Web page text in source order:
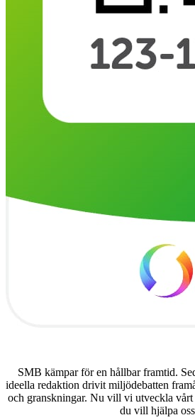
SMB kämpar för en hållbar framtid.
ideella redaktion drivit miljödebatten
och granskningar. Nu vill vi utveckla vårt
du vill hjälpa